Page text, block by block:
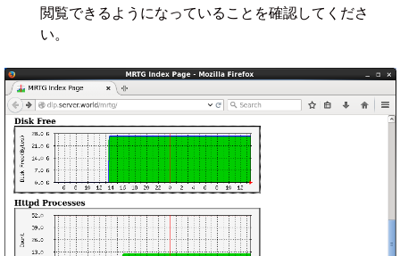
閲覧できるようになっていることを確認してくださ
い。